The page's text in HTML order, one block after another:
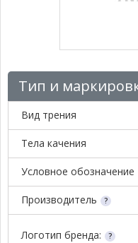
Тип и
Вид трения
Тела качения
Условное обозначение
Производитель
Логотип бренда: